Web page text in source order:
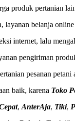
produk pertanian
belanja
internet, lalu
pengiriman
pesanan
baik, karena Toko
, AnterAja, Tiki,